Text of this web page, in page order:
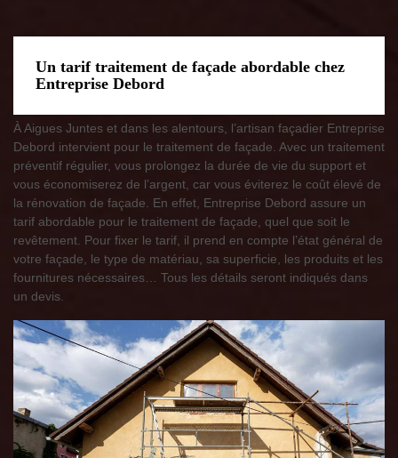
Un tarif traitement de façade abordable chez
Entreprise Debord
À Aigues Juntes et dans les alentours, l’artisan façadier Entreprise
Debord intervient pour le traitement de façade. Avec un traitement
préventif régulier, vous prolongez la durée de vie du support et
vous économiserez de l’argent, car vous éviterez le coût élevé de
la rénovation de façade. En effet, Entreprise Debord assure un
tarif abordable pour le traitement de façade, quel que soit le
revêtement. Pour fixer le tarif, il prend en compte l’état général de
votre façade, le type de matériau, sa superficie, les produits et les
fournitures nécessaires… Tous les détails seront indiqués dans
un devis.